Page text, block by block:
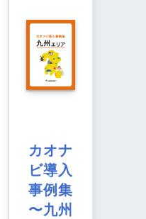
カオナ
ビ導入
事例集
〜九州